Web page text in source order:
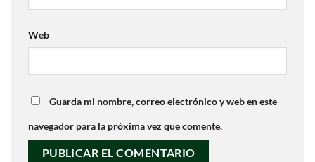
Web
Guarda mi nombre, correo electrónico y web en este
navegador para la próxima vez que comente.